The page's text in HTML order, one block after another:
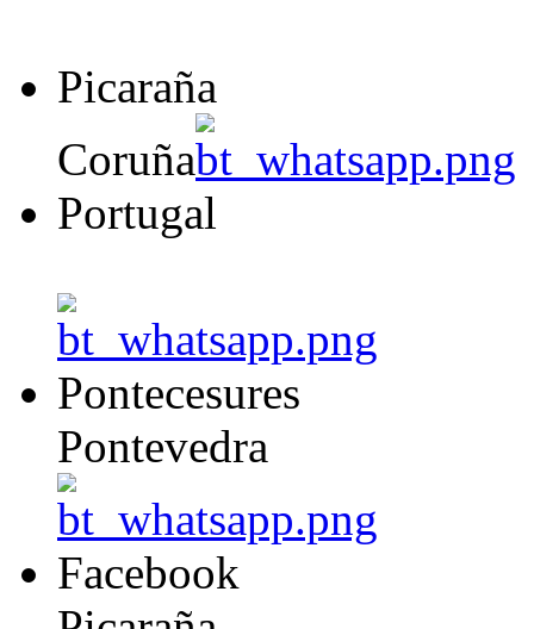
Picaraña
Coruña
Portugal
Pontecesures
Pontevedra
Facebook